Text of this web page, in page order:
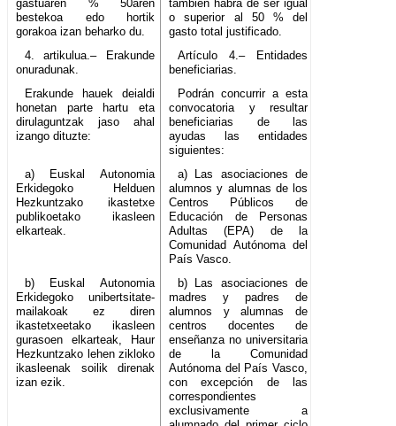
gastuaren % 50aren
bestekoa edo hortik
gorakoa izan beharko du.
también habrá de ser igual
o superior al 50 % del
gasto total justificado.
4. artikulua.– Erakunde
onuradunak.
Artículo 4.– Entidades
beneficiarias.
Erakunde hauek deialdi
honetan parte hartu eta
dirulaguntzak jaso ahal
izango dituzte:
Podrán concurrir a esta
convocatoria y resultar
beneficiarias de las
ayudas las entidades
siguientes:
a) Euskal Autonomia
Erkidegoko Helduen
Hezkuntzako ikastetxe
publikoetako ikasleen
elkarteak.
a) Las asociaciones de
alumnos y alumnas de los
Centros Públicos de
Educación de Personas
Adultas (EPA) de la
Comunidad Autónoma del
País Vasco.
b) Euskal Autonomia
Erkidegoko unibertsitate-
mailakoak ez diren
ikastetxeetako ikasleen
gurasoen elkarteak, Haur
Hezkuntzako lehen zikloko
ikasleenak soilik direnak
izan ezik.
b) Las asociaciones de
madres y padres de
alumnos y alumnas de
centros docentes de
enseñanza no universitaria
de la Comunidad
Autónoma del País Vasco,
con excepción de las
correspondientes
exclusivamente a